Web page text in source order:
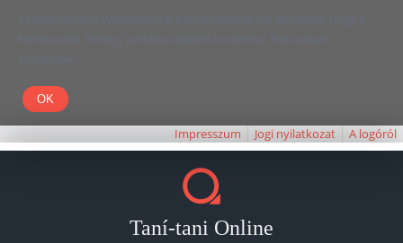
Kedves Olvasó! Weboldalunk böngészésével Ön elfogadja, hogy a
felhasználói élmény javítása céljából cookie-kat használunk.
Köszönjük!
Impresszum Jogi nyilatkozat A logóról
Taní-tani Online